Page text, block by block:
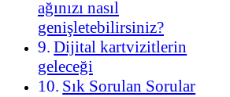
ağınızı nasıl
genişletebilirsiniz?
Dijital kartvizitlerin
geleceği
Sık Sorulan Sorular